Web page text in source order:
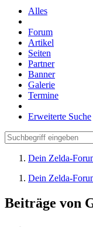
Alles
Forum
Artikel
Seiten
Partner
Banner
Galerie
Termine
Erweiterte Suche
Dein Zelda-
Dein Zelda-
Beiträge von